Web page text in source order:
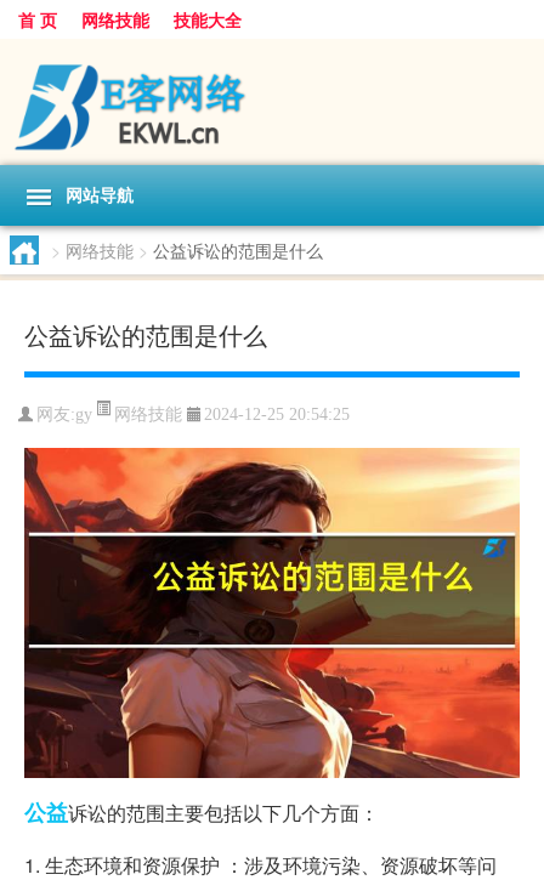
首 页 网络技能 技能大全
网站导航
> 网络技能 > 公益诉讼的范围是什么
公益诉讼的范围是什么
网友:gy 网络技能 2024-12-25 20:54:25
公益诉讼的范围主要包括以下几个方面：
1. 生态环境和资源保护 ：涉及环境污染、资源破坏等问